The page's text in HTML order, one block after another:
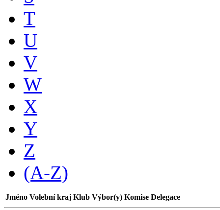
T
U
V
W
X
Y
Z
(A-Z)
Jméno Volební kraj Klub Výbor(y) Komise Delegace